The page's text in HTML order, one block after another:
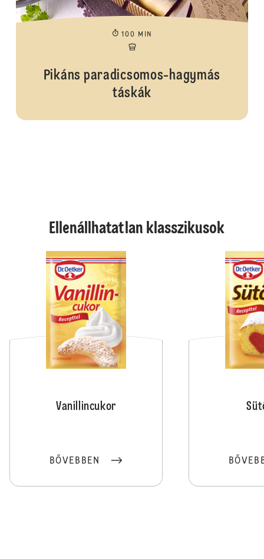
100 MIN
Pikáns paradicsomos-hagymás
táskák
Ellenállhatatlan klasszikusok
Vanillincukor
BŐVEBBEN